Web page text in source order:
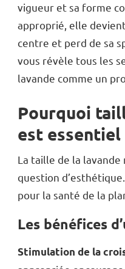
vigueur et sa forme
approprié, elle
centre et perd de sa
vous révèle tous les
lavande comme un
Pourquoi
est essentiel
La taille de la lavande
question
pour la santé de la
Les bénéfices
Stimulation de la